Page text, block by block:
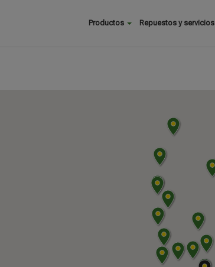
Productos Repuestos y servicios